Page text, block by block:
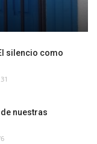
silencio como
nuestras